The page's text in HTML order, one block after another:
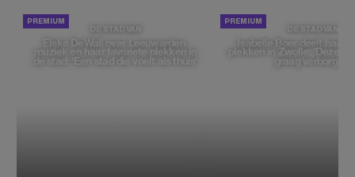
DE STAD VAN
Elske DeWall over Leeuwarden,
muziek en haar favoriete plekken in
de stad: 'Een stad die voelt als thuis'
DE STAD VAN
Isabelle Boer deelt haar
plekken in Zwolle: 'Deze
graag verborgen'